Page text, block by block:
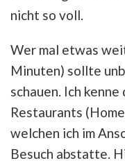
nicht so voll.
Wer mal etwas
Minuten) sollte
schauen. Ich
Restaurants
welchen ich im
Besuch abstatte.